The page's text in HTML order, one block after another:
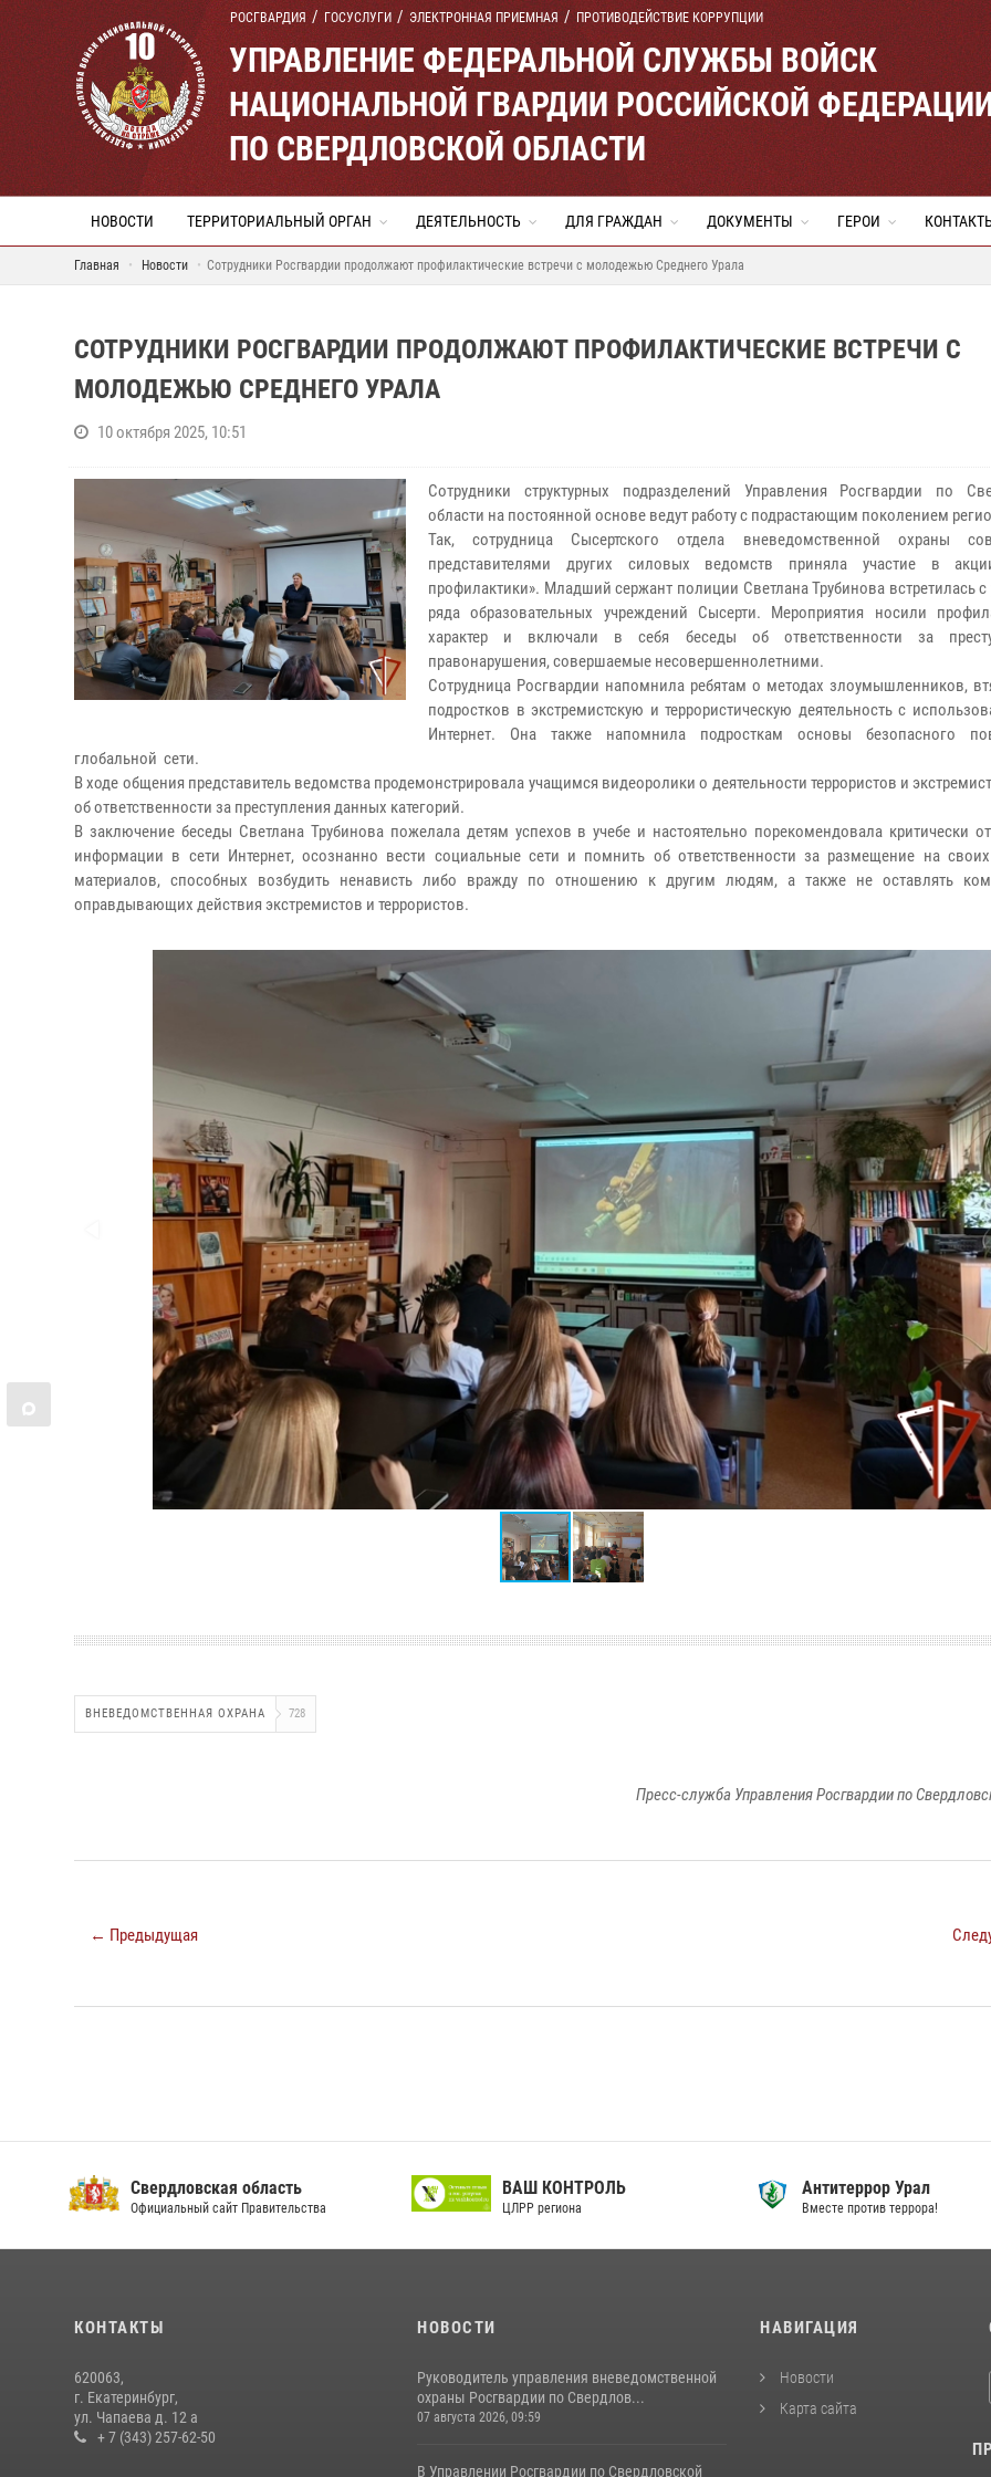
РОСГВАРДИЯ ГОСУСЛУГИ ЭЛЕКТРОННАЯ ПРИЕМНАЯ ПРОТИВОДЕЙСТВИЕ КОРРУПЦИИ
УПРАВЛЕНИЕ ФЕДЕРАЛЬНОЙ СЛУЖБЫ ВОЙСК
НАЦИОНАЛЬНОЙ ГВАРДИИ РОССИЙСКОЙ
ПО СВЕРДЛОВСКОЙ ОБЛАСТИ
НОВОСТИ ТЕРРИТОРИАЛЬНЫЙ ОРГАН ДЕЯТЕЛЬНОСТЬ ДЛЯ ГРАЖДАН ДОКУМЕНТЫ ГЕРОИ
Главная Новости Сотрудники Росгвардии продолжают профилактические встречи с молодежью Среднего Урала
СОТРУДНИКИ РОСГВАРДИИ ПРОДОЛЖАЮТ ПРОФИЛАКТИЧЕСКИЕ ВСТРЕЧИ С
МОЛОДЕЖЬЮ СРЕДНЕГО УРАЛА
10 октября 2025, 10:51
Сотрудники структурных подразделений Управления Росгвардии по
области на постоянной основе ведут работу с подрастающим поколением
Так, сотрудница Сысертского отдела вневедомственной охраны
представителями других силовых ведомств приняла участие в
профилактики». Младший сержант полиции Светлана Трубинова встретилась
ряда образовательных учреждений Сысерти. Мероприятия носили
характер и включали в себя беседы об ответственности за
правонарушения, совершаемые несовершеннолетними.
Сотрудница Росгвардии напомнила ребятам о методах злоумышленников,
подростков в экстремистскую и террористическую деятельность с
Интернет. Она также напомнила подросткам основы безопасного
глобальной сети.
В ходе общения представитель ведомства продемонстрировала учащимся видеоролики о деятельности террористов и
об ответственности за преступления данных категорий.
В заключение беседы Светлана Трубинова пожелала детям успехов в учебе и настоятельно порекомендовала критически
информации в сети Интернет, осознанно вести социальные сети и помнить об ответственности за размещение на своих
материалов, способных возбудить ненависть либо вражду по отношению к другим людям, а также не оставлять
оправдывающих действия экстремистов и террористов.
ВНЕВЕДОМСТВЕННАЯ ОХРАНА 728
Пресс-служба Управления Росгвардии по
← Предыдущая
Свердловская область
Официальный сайт Правительства
ВАШ КОНТРОЛЬ
ЦЛРР региона
Антитеррор Урал
Вместе против террора!
КОНТАКТЫ
620063,
г. Екатеринбург,
ул. Чапаева д. 12 а
+ 7 (343) 257-62-50
НОВОСТИ
Руководитель управления вневедомственной
охраны Росгвардии по Свердлов...
07 августа 2026, 09:59
В Управлении Росгвардии по Свердловской
НАВИГАЦИЯ
Новости
Карта сайта